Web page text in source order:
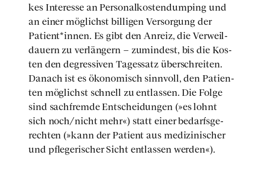
kes Inter­es­se an Per­so­nal­kos­ten­dum­ping und
an einer mög­lichst bil­li­gen Ver­sor­gung der
Patient*innen. Es gibt den Anreiz, die Ver­weil­
dau­ern zu ver­län­gern – zumin­dest, bis die Kos­
ten den degres­si­ven Tages­satz über­schrei­ten.
Danach ist es öko­no­misch sinn­voll, den Pati­en­
ten mög­lichst schnell zu ent­las­sen. Die Fol­ge
sind sach­frem­de Ent­schei­dun­gen (»es lohnt
sich noch/nicht mehr«) statt einer bedarfs­ge­
rech­ten (»kann der Pati­ent aus medi­zi­ni­scher
und pfle­ge­ri­scher Sicht ent­las­sen wer­den«).